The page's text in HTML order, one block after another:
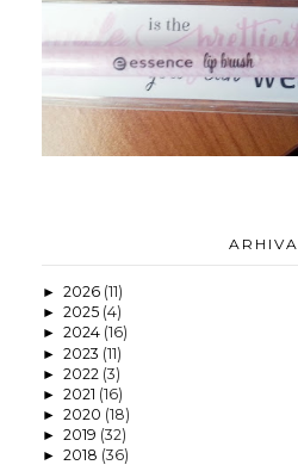
ARHIVA
► 2026 (11)
► 2025 (4)
► 2024 (16)
► 2023 (11)
► 2022 (3)
► 2021 (16)
► 2020 (18)
► 2019 (32)
► 2018 (36)